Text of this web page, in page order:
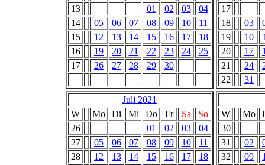
13
01 02 03
04
14
05 06 07 08 09 10
11
15
12 13 14 15 16 17
18
16
19 20 21 22 23 24
25
17
26 27 28 29 30
17
18
03
19
10
20
17
21
24
22
31
Juli 2021
W
Mo Di Mi Do Fr Sa
So
26
01 02 03
04
27
05 06 07 08 09 10
11
28
12 13 14 15 16 17
18
W Mo
30
31
02
32
09